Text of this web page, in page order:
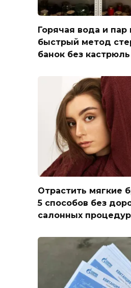
Горячая вода и
быстрый метод
банок без
Отрастить мягкие
5 способов без
салонных процедур